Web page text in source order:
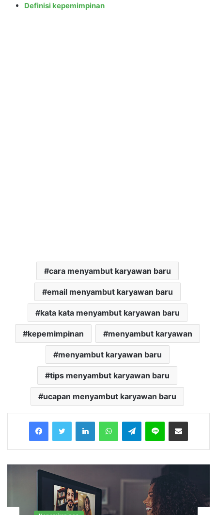
Definisi kepemimpinan
cara menyambut karyawan baru
email menyambut karyawan baru
kata kata menyambut karyawan baru
kepemimpinan menyambut karyawan
menyambut karyawan baru
tips menyambut karyawan baru
ucapan menyambut karyawan baru
Telegram